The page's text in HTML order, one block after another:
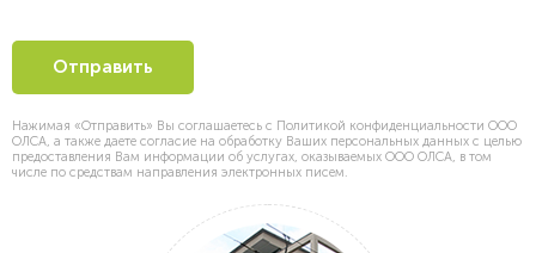
Нажимая «Отправить» Вы соглашаетесь с Политикой конфиденциальности ООО
ОЛСА, а также даете согласие на обработку Ваших персональных данных с целью
предоставления Вам информации об услугах, оказываемых ООО ОЛСА, в том
числе по средствам направления электронных писем.